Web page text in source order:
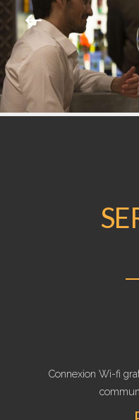
Connexion Wi-fi